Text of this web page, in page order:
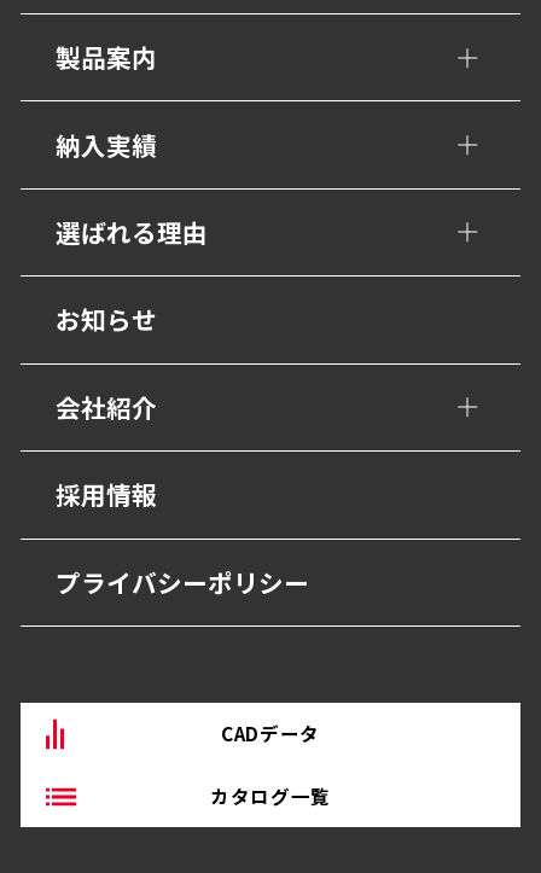
製品案内
手すり・壁面ガード
トイレ/介護補助手すり
衝撃吸収材・保護材
階段ノンスリップ
歩行用誘導鋲・点字鋲
避難・誘導
グレーチング・側溝
抗菌・抗ウイルス技術
BEP・ステンレス仕上げ
納入実績
公共・文化施設
学校・教育施設
幼保・子育て施設
医療施設
福祉・高齢者施設
宿泊・観光施設
商業・オフィス施設
物流・産業施設
選ばれる理由
設計事務所の皆様へ
お知らせ
会社紹介
会社概要
営業所
沿革
採用情報
プライバシーポリシー
CADデータ
カタログ一覧